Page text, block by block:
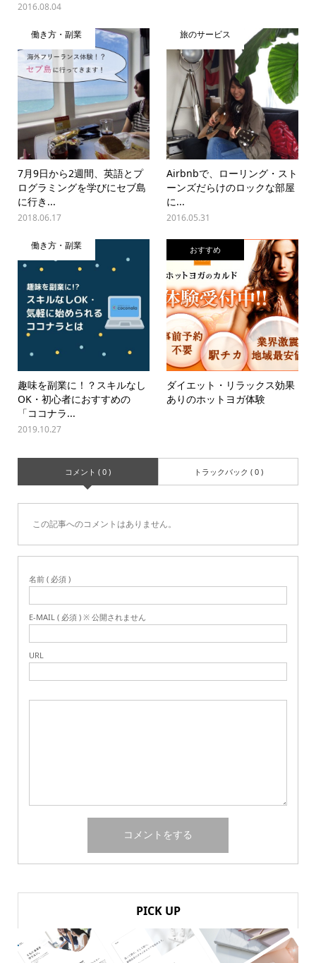
2016.08.04
働き方・副業
7月9日から2週間、英語とプ
ログラミングを学びにセブ島
に行き...
2018.06.17
旅のサービス
Airbnbで、ローリング・スト
ーンズだらけのロックな部屋
に...
2016.05.31
働き方・副業
趣味を副業に！？スキルなし
OK・初心者におすすめの
「ココナラ...
2019.10.27
おすすめ
ダイエット・リラックス効果
ありのホットヨガ体験
コメント ( 0 ) トラックバック ( 0 )
この記事へのコメントはありません。
名前 ( 必須 )
E-MAIL ( 必須 ) ※ 公開されません
URL
PICK UP